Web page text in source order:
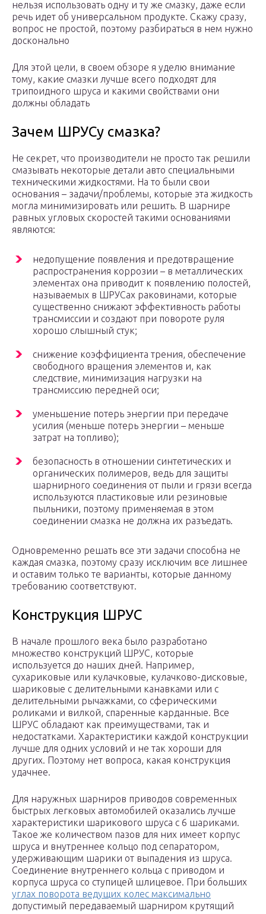
нельзя использовать одну и ту же смазку, даже если
речь идет об универсальном продукте. Скажу сразу,
вопрос не простой, поэтому разбираться в нем нужно
досконально
Для этой цели, в своем обзоре я уделю внимание
тому, какие смазки лучше всего подходят для
трипоидного шруса и какими свойствами они
должны обладать
Зачем ШРУСу смазка?
Не секрет, что производители не просто так решили
смазывать некоторые детали авто специальными
техническими жидкостями. На то были свои
основания – задачи/проблемы, которые эта жидкость
могла минимизировать или решить. В шарнире
равных угловых скоростей такими основаниями
являются:
недопущение появления и предотвращение
распространения коррозии – в металлических
элементах она приводит к появлению полостей,
называемых в ШРУСах раковинами, которые
существенно снижают эффективность работы
трансмиссии и создают при повороте руля
хорошо слышный стук;
снижение коэффициента трения, обеспечение
свободного вращения элементов и, как
следствие, минимизация нагрузки на
трансмиссию передней оси;
уменьшение потерь энергии при передаче
усилия (меньше потерь энергии – меньше
затрат на топливо);
безопасность в отношении синтетических и
органических полимеров, ведь для защиты
шарнирного соединения от пыли и грязи всегда
используются пластиковые или резиновые
пыльники, поэтому применяемая в этом
соединении смазка не должна их разъедать.
Одновременно решать все эти задачи способна не
каждая смазка, поэтому сразу исключим все лишнее
и оставим только те варианты, которые данному
требованию соответствуют.
Конструкция ШРУС
В начале прошлого века было разработано
множество конструкций ШРУС, которые
используется до наших дней. Например,
сухариковые или кулачковые, кулачково-дисковые,
шариковые с делительными канавками или с
делительными рычажками, со сферическими
роликами и вилкой, спаренные карданные. Все
ШРУС обладают как преимуществами, так и
недостатками. Характеристики каждой конструкции
лучше для одних условий и не так хороши для
других. Поэтому нет вопроса, какая конструкция
удачнее.
Для наружных шарниров приводов современных
быстрых легковых автомобилей оказались лучше
характеристики шарикового шруса с 6 шариками.
Такое же количеством пазов для них имеет корпус
шруса и внутреннее кольцо под сепаратором,
удерживающим шарики от выпадения из шруса.
Соединение внутреннего кольца с приводом и
корпуса шруса со ступицей шлицевое. При больших
углах поворота ведущих колес максимально
допустимый передаваемый шарниром крутящий